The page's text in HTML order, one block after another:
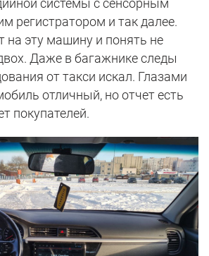
регистратором и так далее.
на эту машину и понять не
Даже в багажнике следы
от такси искал. Глазами
отличный, но отчет есть
покупателей.